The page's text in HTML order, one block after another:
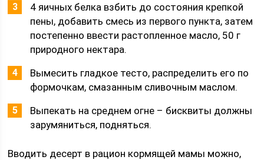
4 яичных белка взбить до состояния крепкой
пены, добавить смесь из первого пункта, затем
постепенно ввести растопленное масло, 50 г
природного нектара.
Вымесить гладкое тесто, распределить его по
формочкам, смазанным сливочным маслом.
Выпекать на среднем огне – бисквиты должны
зарумяниться, подняться.
Вводить десерт в рацион кормящей мамы можно,